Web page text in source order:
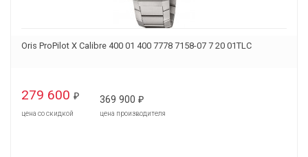
Oris ProPilot X Calibre 400 01 400 7778 7158-07 7 20 01TLC
279 600 ₽
цена со скидкой
369 900 ₽
цена производителя